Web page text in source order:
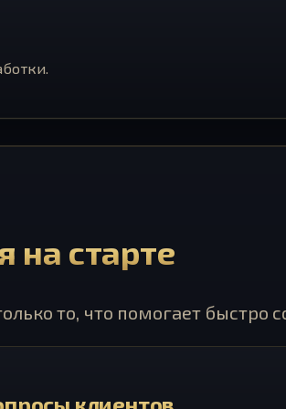
на старте
то, что помогает быстро